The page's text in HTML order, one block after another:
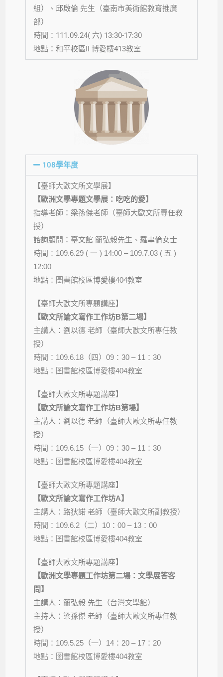
組）、邱啟倫 先生 （臺南市美術館教育推廣
部）
時間：111.09.24( 六) 13:30-17:30
地點：和平校區II博愛樓413教室
108學年度
【臺師大歐文所文學展】
【歐洲文學專題文學展：吃吃的愛】
指導老師：梁孫傑老師（臺師大歐文所專任教
授）
諮詢顧問：臺文館 簡弘毅先生、羅聿倫女士
時間： 109.6.29 ( 一 ) 14:00 – 109.7.03 ( 五 )
12:00
地點：圖書館校區博愛樓404教室
【臺師大歐文所專題講座】
【歐文所論文寫作工作坊B第二場】
主講人：劉以德 老師（臺師大歐文所專任教
授）
時間： 109.6.18 （四）09：30– 11 ：30
地點：圖書館校區博愛樓404教室
【臺師大歐文所專題講座】
【歐文所論文寫作工作坊B第場】
主講人：劉以德 老師（臺師大歐文所專任教
授）
時間： 109.6.15 （一）09：30– 11 ：30
地點：圖書館校區博愛樓404教室
【臺師大歐文所專題講座】
【歐文所論文寫作工作坊A】
主講人：路狄諾 老師（臺師大歐文所副教授）
時間： 109.6.2 （二）10：00– 13 ：00
地點：圖書館校區博愛樓404教室
【臺師大歐文所專題講座】
【歐洲文學專題工作坊第二場：文學展答客
問】
主講人：簡弘毅 先生（台灣文學館）
主持人：梁孫傑 老師（臺師大歐文所專任教
授）
時間： 109.5.25 （一） 14 ：20– 17 ：20
地點：圖書館校區博愛樓404教室